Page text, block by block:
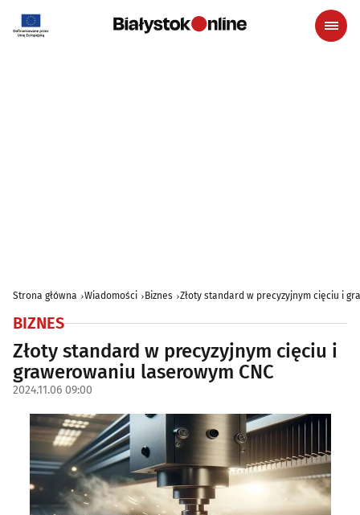
Strona główna Wiadomości Biznes Złoty standard w precyzyjnym cięciu i
BIZNES
Złoty standard w precyzyjnym cięciu i
grawerowaniu laserowym CNC
2024.11.06 09:00